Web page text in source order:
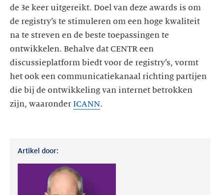
de 3e keer uitgereikt. Doel van deze awards is om
de registry’s te stimuleren om een hoge kwaliteit
na te streven en de beste toepassingen te
ontwikkelen. Behalve dat CENTR een
discussieplatform biedt voor de registry’s, vormt
het ook een communicatiekanaal richting partijen
die bij de ontwikkeling van internet betrokken
zijn, waaronder ICANN.
Artikel door: